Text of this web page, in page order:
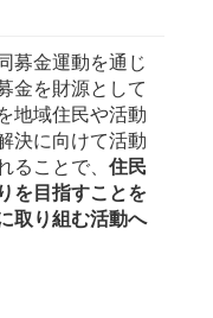
募金運動を通じ
金を財源として
地域住民や活動
決に向けて活動
ことで、 住民
を目指すことを
取り組む活動へ